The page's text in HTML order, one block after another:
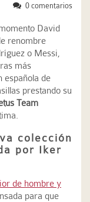
0 comentarios
David
renombre
o Messi,
más
española de
prestando su
Team
colección
por Iker
de hombre y
para que